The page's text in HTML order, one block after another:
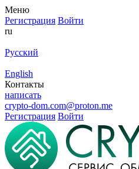
Меню
Регистрация Войти
ru
Русский
English
Контакты
написать
crypto-dom.com@proton.me
Регистрация Войти